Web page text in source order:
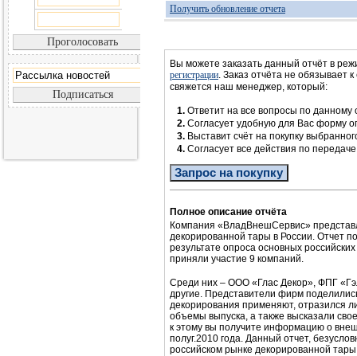
Получить обновление отчета
Вы можете заказать данный отчёт в
регистрации. Заказ отчёта не обязывает
свяжется наш менеджер, который:
1. Ответит на все вопросы по данному
2. Согласует удобную для Вас форму
3. Выставит счёт на покупку
4. Согласует все действия по
Запрос на покупку
Полное описание отчёта
Компания «ВладВнешСервис»
декорированной тары в России. Отчет
результате опроса основных
приняли участие 9 компаний.
Среди них – ООО «Глас Декор», ФПГ
другие. Представители фирм
декорирования применяют, отразился
объемы выпуска, а также высказали
к этому вы получите информацию о
полуг.2010 года. Данный отчет,
российском рынке декорированной